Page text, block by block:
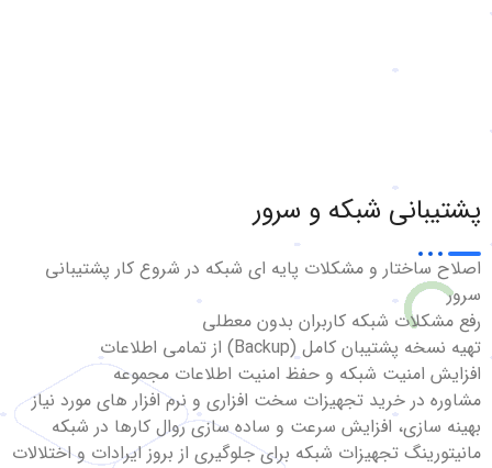
پشتیبانی شبکه و سرور
اصلاح ساختار و مشکلات پایه ای شبکه در شروع کار پشتیبانی
سرور
رفع مشکلات شبکه کاربران بدون معطلی
تهیه نسخه پشتیبان کامل (Backup) از تمامی اطلاعات
افزایش امنیت شبکه و حفظ امنیت اطلاعات مجموعه
مشاوره در خرید تجهیزات سخت افزاری و نرم افزار های مورد نیاز
بهینه سازی، افزایش سرعت و ساده سازی روال کارها در شبکه
مانیتورینگ تجهیزات شبکه برای جلوگیری از بروز ایرادات و اختلالات